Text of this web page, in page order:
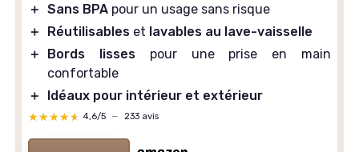
＋ Sans BPA pour un usage sans risque
＋
Réutilisables et lavables au lave-vaisselle
＋
Bords lissespour une prise en main
confortable
＋
Idéaux pour intérieur et extérieur
★★★★★
★★★★★ 4,6/5 — 233 avis